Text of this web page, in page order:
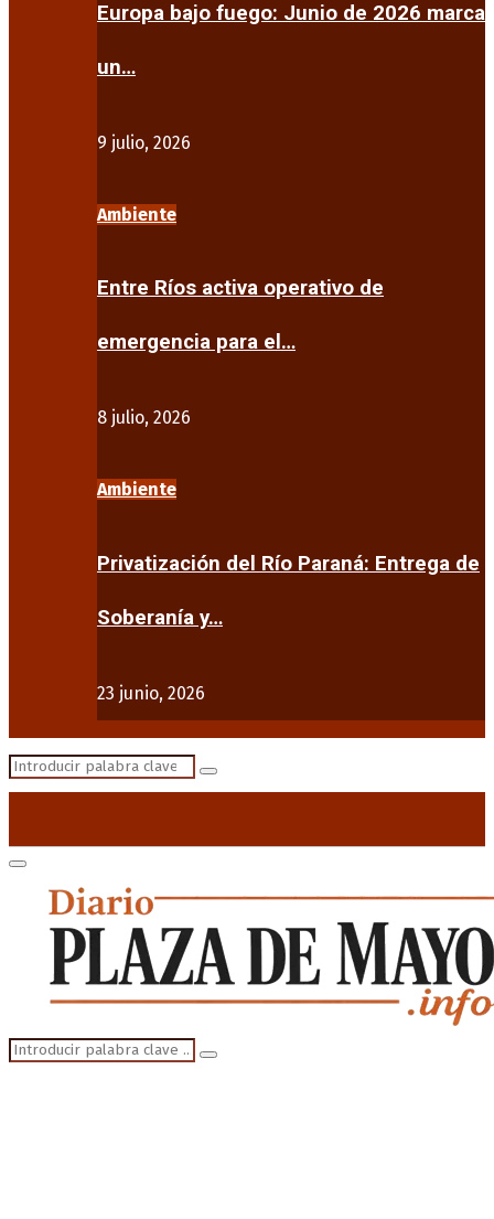
Europa bajo fuego: Junio de 2026 marca
un…
9 julio, 2026
Ambiente
Entre Ríos activa operativo de
emergencia para el…
8 julio, 2026
Ambiente
Privatización del Río Paraná: Entrega de
Soberanía y…
23 junio, 2026
Search
Search
Primary
Menu
Search
for:
Search